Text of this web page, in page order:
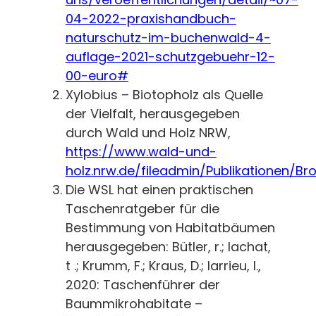
04-2022-praxishandbuch-
naturschutz-im-buchenwald-4-
auflage-2021-schutzgebuehr-12-
00-euro#
Xylobius – Biotopholz als Quelle
der Vielfalt, herausgegeben
durch Wald und Holz NRW,
https://www.wald-und-
holz.nrw.de/fileadmin/Publikationen/
Die WSL hat einen praktischen
Taschenratgeber für die
Bestimmung von Habitatbäumen
herausgegeben: Bütler, r.; lachat,
t .; Krumm, F.; Kraus, D.; larrieu, l.,
2020: Taschenführer der
Baummikrohabitate –